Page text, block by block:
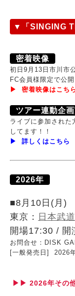
▼「SINGING
密着映像
初日9月13日市川市
FC会員様限定で公開
▶ 密着映像はこち
ツアー連動企
ライブに参加された
してます！！
▶ 詳しくはこちら
2026年
■8月10日(月)
東京：
日本武
開場17:30 / 開
お問合せ：DISK
[一般発売日] 2026
▶▶ 2026年その